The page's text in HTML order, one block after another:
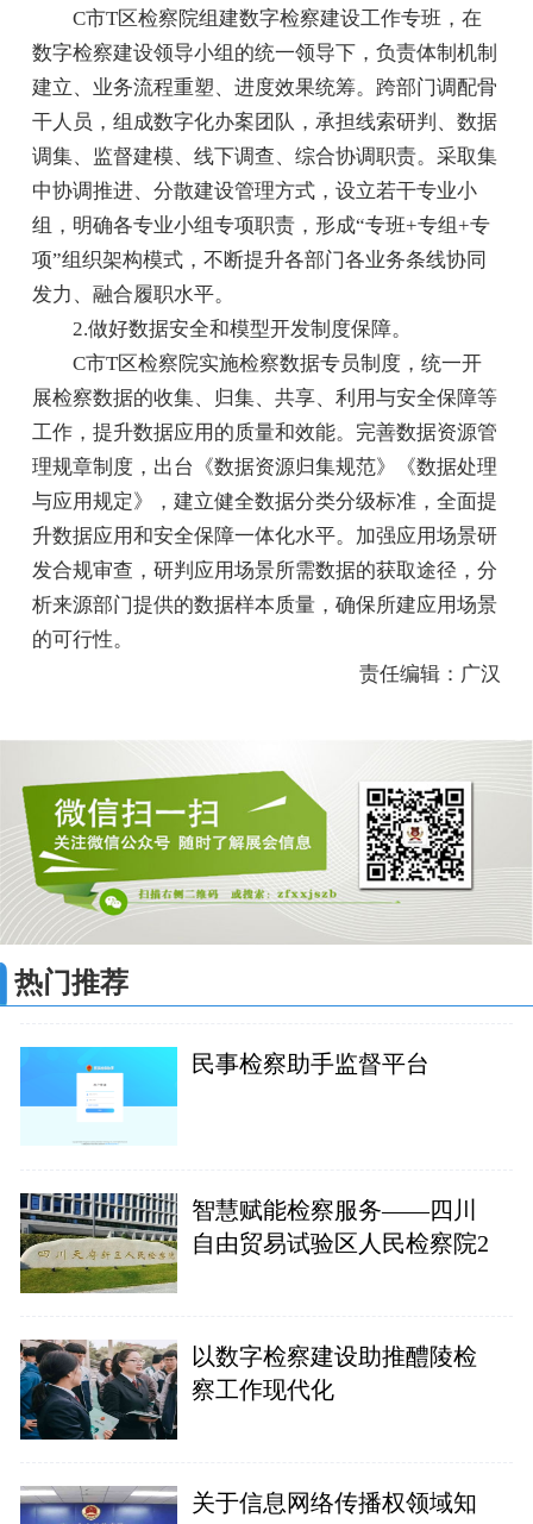
C市T区检察院组建数字检察建设工作专班，在
数字检察建设领导小组的统一领导下，负责体制机制
建立、业务流程重塑、进度效果统筹。跨部门调配骨
干人员，组成数字化办案团队，承担线索研判、数据
调集、监督建模、线下调查、综合协调职责。采取集
中协调推进、分散建设管理方式，设立若干专业小
组，明确各专业小组专项职责，形成“专班+专组+专
项”组织架构模式，不断提升各部门各业务条线协同
发力、融合履职水平。
2.做好数据安全和模型开发制度保障。
C市T区检察院实施检察数据专员制度，统一开
展检察数据的收集、归集、共享、利用与安全保障等
工作，提升数据应用的质量和效能。完善数据资源管
理规章制度，出台《数据资源归集规范》《数据处理
与应用规定》，建立健全数据分类分级标准，全面提
升数据应用和安全保障一体化水平。加强应用场景研
发合规审查，研判应用场景所需数据的获取途径，分
析来源部门提供的数据样本质量，确保所建应用场景
的可行性。
责任编辑：广汉
热门推荐
民事检察助手监督平台
智慧赋能检察服务——四川
自由贸易试验区人民检察院2
以数字检察建设助推醴陵检
察工作现代化
关于信息网络传播权领域知